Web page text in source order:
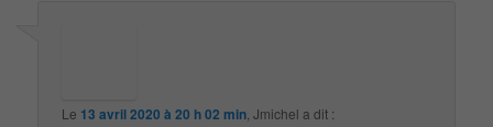
Le 13 avril 2020 à 20 h 02 min ,Jmichel a dit :